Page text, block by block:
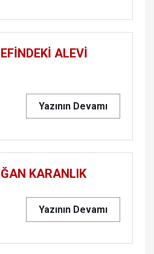
ALEVİ
Yazının Devamı
KARANLIK
Yazının Devamı